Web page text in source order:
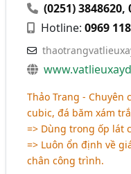
(0251) 3848620,
Hotline:0969
Thảo Trang - Chuyên
cubic, đá băm xám
=> Dùng trong ốp lát
=> Luôn ổn định về
chân công trình.